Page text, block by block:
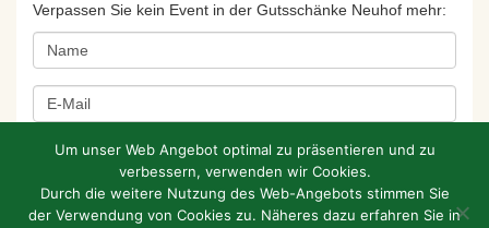
Verpassen Sie kein Event in der Gutsschänke Neuhof mehr:
Um unser Web Angebot optimal zu präsentieren und zu
verbessern, verwenden wir Cookies.
Durch die weitere Nutzung des Web-Angebots stimmen Sie
der Verwendung von Cookies zu. Näheres dazu erfahren Sie in